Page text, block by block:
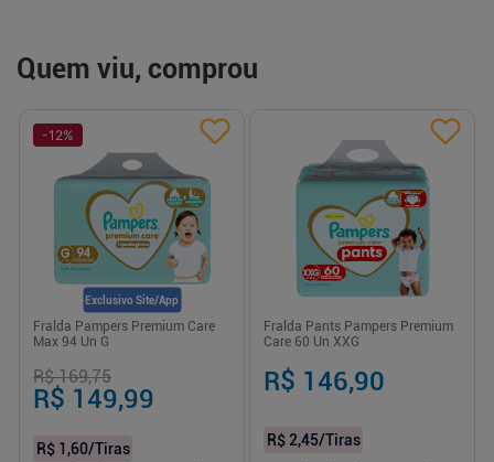
Quem viu, comprou
Exclusivo Site/App
-12%
Fralda Pampers Premium Care
Max 94 Un G
R$ 169,75
R$ 149,99
R$ 1,60/Tiras
Fralda Pants Pampers Premium
Care 60 Un XXG
R$ 146,90
R$ 2,45/Tiras